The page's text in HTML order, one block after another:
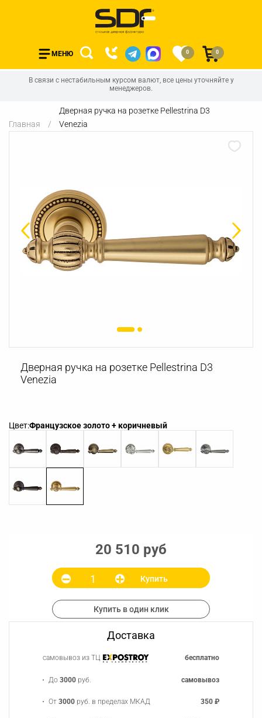
МЕНЮ 0 0
В связи с нестабильным курсом валют, все цены уточняйте у
менеджеров.
Главная
Дверная ручка на розетке Pellestrina D3
Venezia
Дверная ручка на розетке Pellestrina D3
Venezia
Цвет:Французское золото + коричневый
20 510 руб
Купить
Купить в один клик
Доставка
самовывоз из ТЦ бесплатно
До3000 руб. самовывоз
От3000 руб. в пределах МКАД 350 ₽